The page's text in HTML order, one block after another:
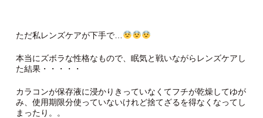
ただ私レンズケアが下手で…
本当にズボラな性格なもので、眠気と戦いながらレンズケアし
た結果・・・・・
カラコンが保存液に浸かりきっていなくてフチが乾燥してゆが
み、使用期限分使っていないけれど捨てざるを得なくなってし
まったり。。